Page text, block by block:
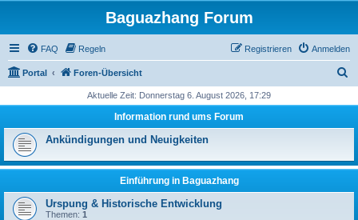
Baguazhang Forum
FAQ Regeln Anmelden
Registrieren
Portal Foren-Übersicht
h
Aktuelle Zeit: Donnerstag 6. August 2026, 17:29
Information rund ums Forum
Ankündigungen und Neuigkeiten
Einführung in Baguazhang
Urspung & Historische Entwicklung
Themen: 1